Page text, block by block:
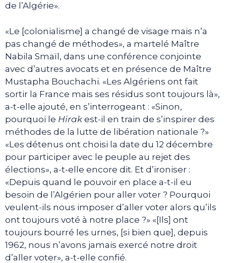
de l’Algérie».
«Le [colonialisme] a changé de visage mais n’a
pas changé de méthodes», a martelé Maître
Nabila Smaïl, dans une conférence conjointe
avec d’autres avocats et en présence de Maître
Mustapha Bouchachi. «Les Algériens ont fait
sortir la France mais ses résidus sont toujours là»,
a-t-elle ajouté, en s’interrogeant : «Sinon,
pourquoi le Hirakest-il en train de s’inspirer des
méthodes de la lutte de libération nationale ?»
«Les détenus ont choisi la date du 12 décembre
pour participer avec le peuple au rejet des
élections», a-t-elle encore dit. Et d’ironiser :
«Depuis quand le pouvoir en place a-t-il eu
besoin de l’Algérien pour aller voter ? Pourquoi
veulent-ils nous imposer d’aller voter alors qu’ils
ont toujours voté à notre place ?» «[Ils] ont
toujours bourré les urnes, [si bien que], depuis
1962, nous n’avons jamais exercé notre droit
d’aller voter», a-t-elle confié.